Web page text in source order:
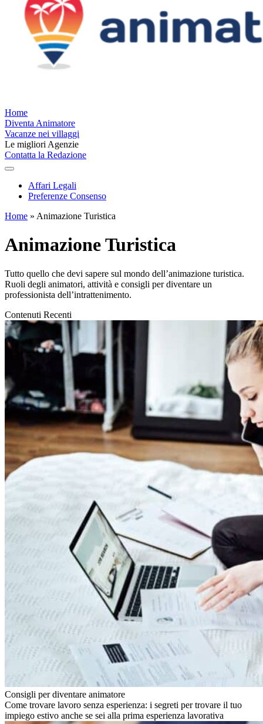
Home
Diventa Animatore
Vacanze nei villaggi
Le migliori Agenzie
Contatta la Redazione
Affari Legali
Preferenze Consenso
Home » Animazione Turistica
Animazione Turistica
Tutto quello che devi sapere sul mondo dell’animazione turistica.
Ruoli degli animatori, attività e consigli per diventare un
professionista dell’intrattenimento.
Contenuti Recenti
Consigli per diventare animatore
Come trovare lavoro senza esperienza: i segreti per trovare il tuo
impiego estivo anche se sei alla prima esperienza lavorativa